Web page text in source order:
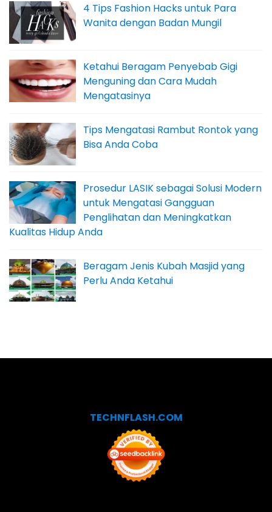
4 Tips Fashion Hacks untuk Para
Wanita dengan Badan Mungil
Ketahui Beragam Penyebab Gigi
Menguning dan Cara Mudah
Mengatasinya
Tips Mengatasi Rambut Rontok yang
Bisa Anda Coba
Prosedur LASIK sebagai Solusi Modern
untuk Mengatasi Gangguan
Penglihatan dan Meningkatkan
Kualitas Hidup Anda
Beragam Jenis Kubah Masjid yang
Perlu Anda Ketahui
TECHNFLASH.COM